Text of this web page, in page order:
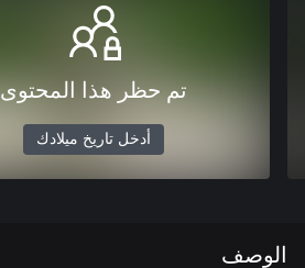
تم حظر هذا المحتوى
أدخل تاريخ ميلادك
الوصف